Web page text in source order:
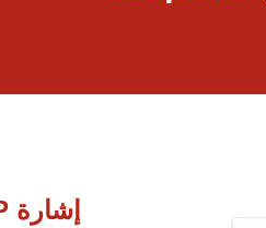
إشارة HIP / EGP / الصف الالماسية العاكسة للسلامة